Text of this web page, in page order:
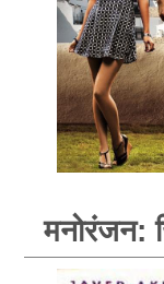
मनोरंजन: